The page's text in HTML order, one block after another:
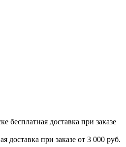
бесплатная доставка при заказе
доставка при заказе от 3 000 руб.